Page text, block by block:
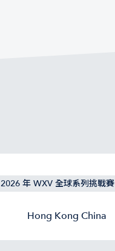
2026 年 WXV 全球系列挑戰賽
Hong Kong China